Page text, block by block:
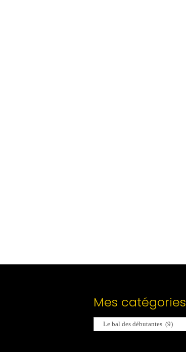
Mes catégories
Mes
catégories